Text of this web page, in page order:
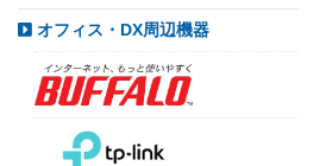
オフィス・DX周辺機器